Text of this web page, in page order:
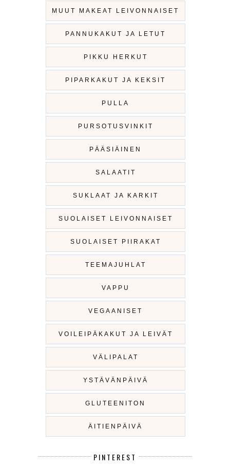
MUUT MAKEAT LEIVONNAISET
PANNUKAKUT JA LETUT
PIKKU HERKUT
PIPARKAKUT JA KEKSIT
PULLA
PURSOTUSVINKIT
PÄÄSIÄINEN
SALAATIT
SUKLAAT JA KARKIT
SUOLAISET LEIVONNAISET
SUOLAISET PIIRAKAT
TEEMAJUHLAT
VAPPU
VEGAANISET
VOILEIPÄKAKUT JA LEIVÄT
VÄLIPALAT
YSTÄVÄNPÄIVÄ
GLUTEENITON
ÄITIENPÄIVÄ
PINTEREST